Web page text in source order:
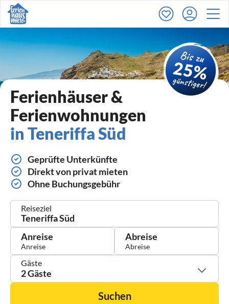
Ferienhäuser &
Ferienwohnungen
in Teneriffa Süd
Geprüfte Unterkünfte
Direkt von privat mieten
Ohne Buchungsgebühr
Reiseziel
Anreise Abreise
Gäste
2 Gäste
Suchen